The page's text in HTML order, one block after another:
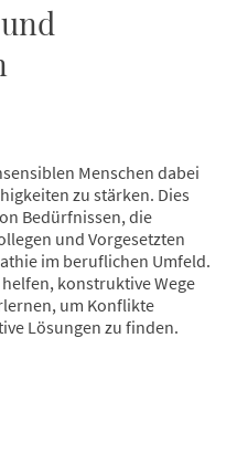
Menschen dabei
zu stärken. Dies
Bedürfnissen, die
und Vorgesetzten
im beruflichen Umfeld.
konstruktive Wege
um Konflikte
Lösungen zu finden.